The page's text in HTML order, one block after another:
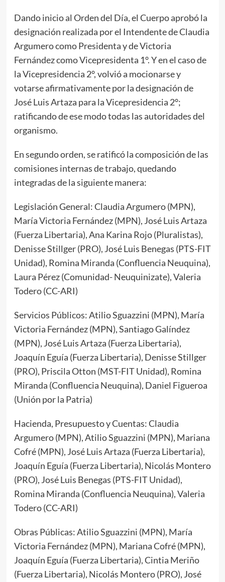
Dando inicio al Orden del Día, el Cuerpo aprobó la
designación realizada por el Intendente de Claudia
Argumero como Presidenta y de Victoria
Fernández como Vicepresidenta 1°. Y en el caso de
la Vicepresidencia 2°, volvió a mocionarse y
votarse afirmativamente por la designación de
José Luis Artaza para la Vicepresidencia 2°;
ratificando de ese modo todas las autoridades del
organismo.
En segundo orden, se ratificó la composición de las
comisiones internas de trabajo, quedando
integradas de la siguiente manera:
Legislación General: Claudia Argumero (MPN),
María Victoria Fernández (MPN), José Luis Artaza
(Fuerza Libertaria), Ana Karina Rojo (Pluralistas),
Denisse Stillger (PRO), José Luis Benegas (PTS-FIT
Unidad), Romina Miranda (Confluencia Neuquina),
Laura Pérez (Comunidad- Neuquinizate), Valeria
Todero (CC-ARI)
Servicios Públicos: Atilio Sguazzini (MPN), María
Victoria Fernández (MPN), Santiago Galíndez
(MPN), José Luis Artaza (Fuerza Libertaria),
Joaquín Eguía (Fuerza Libertaria), Denisse Stillger
(PRO), Priscila Otton (MST-FIT Unidad), Romina
Miranda (Confluencia Neuquina), Daniel Figueroa
(Unión por la Patria)
Hacienda, Presupuesto y Cuentas: Claudia
Argumero (MPN), Atilio Sguazzini (MPN), Mariana
Cofré (MPN), José Luis Artaza (Fuerza Libertaria),
Joaquín Eguía (Fuerza Libertaria), Nicolás Montero
(PRO), José Luis Benegas (PTS-FIT Unidad),
Romina Miranda (Confluencia Neuquina), Valeria
Todero (CC-ARI)
Obras Públicas: Atilio Sguazzini (MPN), María
Victoria Fernández (MPN), Mariana Cofré (MPN),
Joaquín Eguía (Fuerza Libertaria), Cintia Meriño
(Fuerza Libertaria), Nicolás Montero (PRO), José